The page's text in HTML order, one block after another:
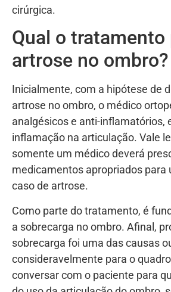
cirúrgica.
Qual o tratamento
artrose no ombro?
Inicialmente, com a hipótese de
artrose no ombro, o médico
analgésicos e anti-inflamatórios,
inflamação na articulação. Vale
somente um médico deverá
medicamentos apropriados para
caso de artrose.
Como parte do tratamento, é
a sobrecarga no ombro. Afinal,
sobrecarga foi uma das causas
consideravelmente para o
conversar com o paciente para